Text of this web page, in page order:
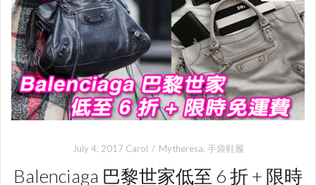
July 4, 2017 Carol Mytheresa, 手袋鞋履
Balenciaga 巴黎世家低至 6 折 + 限時